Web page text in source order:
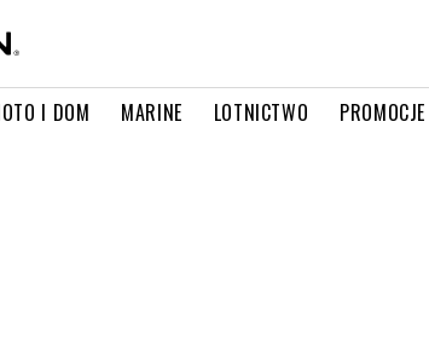
I DOM MARINE LOTNICTWO PROMOCJE